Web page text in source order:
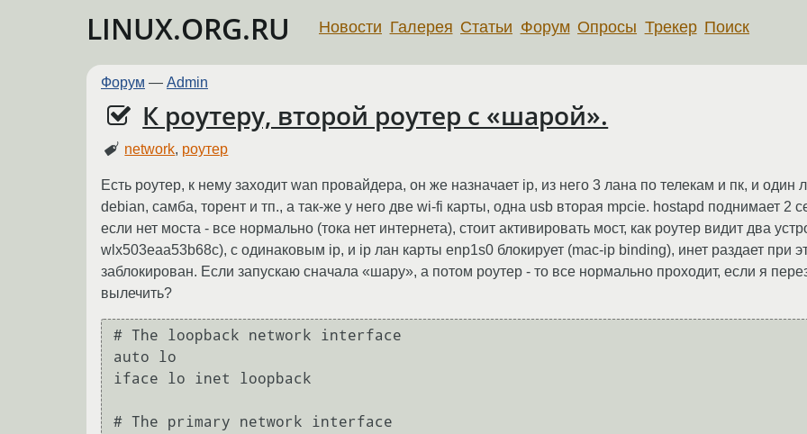
LINUX.ORG.RU Новости Галерея Статьи Форум Опросы Трекер Поиск
Форум — Admin
К роутеру, второй роутер с «шарой».
network, роутер
Есть роутер, к нему заходит wan провайдера, он же назначает ip, из него 3 лана по телекам и пк, и
debian, самба, торент и тп., а так-же у него две wi-fi карты, одна usb вторая mpcie. hostapd поднимает 2
если нет моста - все нормально (тока нет интернета), стоит активировать мост, как роутер видит два
wlx503eaa53b68c), с одинаковым ip, и ip лан карты enp1s0 блокирует (mac-ip binding), инет раздает при
заблокирован. Если запускаю сначала «шару», а потом роутер - то все нормально проходит, если я
вылечить?
# The loopback network interface
auto lo
iface lo inet loopback
# The primary network interface